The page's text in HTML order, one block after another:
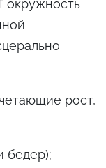
рост,
бедер);